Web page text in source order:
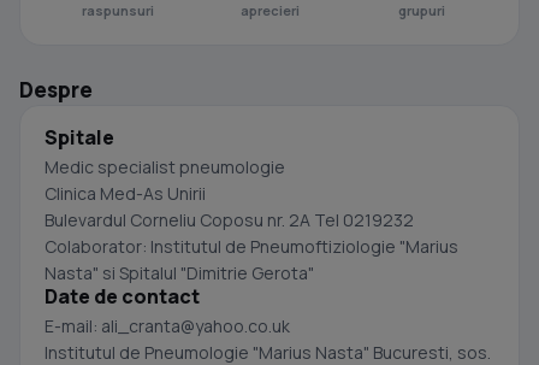
raspunsuri aprecieri grupuri
Despre
Spitale
Medic specialist pneumologie
Clinica Med-As Unirii
Bulevardul Corneliu Coposu nr. 2A Tel 0219232
Colaborator: Institutul de Pneumoftiziologie "Marius
Nasta" si Spitalul "Dimitrie Gerota"
Date de contact
E-mail: ali_cranta@yahoo.co.uk
Institutul de Pneumologie "Marius Nasta" Bucuresti, sos.